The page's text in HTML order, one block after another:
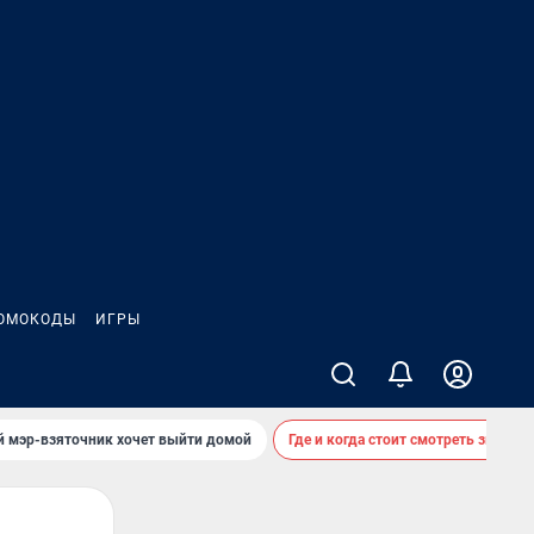
ИГРЫ
мэр-взяточник хочет выйти домой Где и когда стоит смотреть